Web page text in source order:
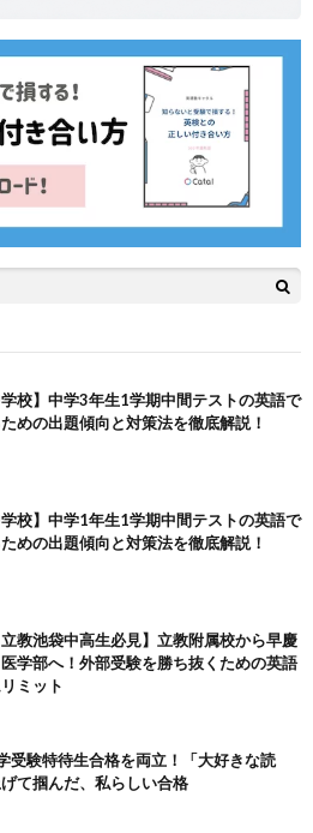
学校】中学3年生1学期中間テストの英語で
めの出題傾向と対策法を徹底解説！
学校】中学1年生1学期中間テストの英語で
めの出題傾向と対策法を徹底解説！
立教池袋中高生必見】立教附属校から早慶
医学部へ！外部受験を勝ち抜くための英語
ミット
受験特待生合格を両立！「大好きな読
て掴んだ、私らしい合格